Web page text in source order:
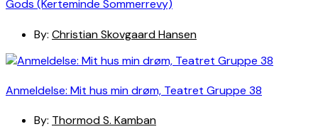
Gods (Kerteminde Sommerrevy)
By: Christian Skovgaard Hansen
Anmeldelse: Mit hus min drøm, Teatret Gruppe 38
By: Thormod S. Kamban